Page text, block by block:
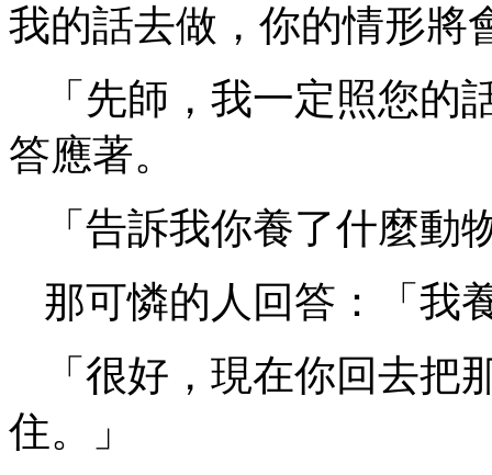
我的話去做，你的情形將
「先師，我一定照您
答應著。
「告訴我你養了什麼動
那可憐的人回答：「我
「很好，現在你回去
住。」